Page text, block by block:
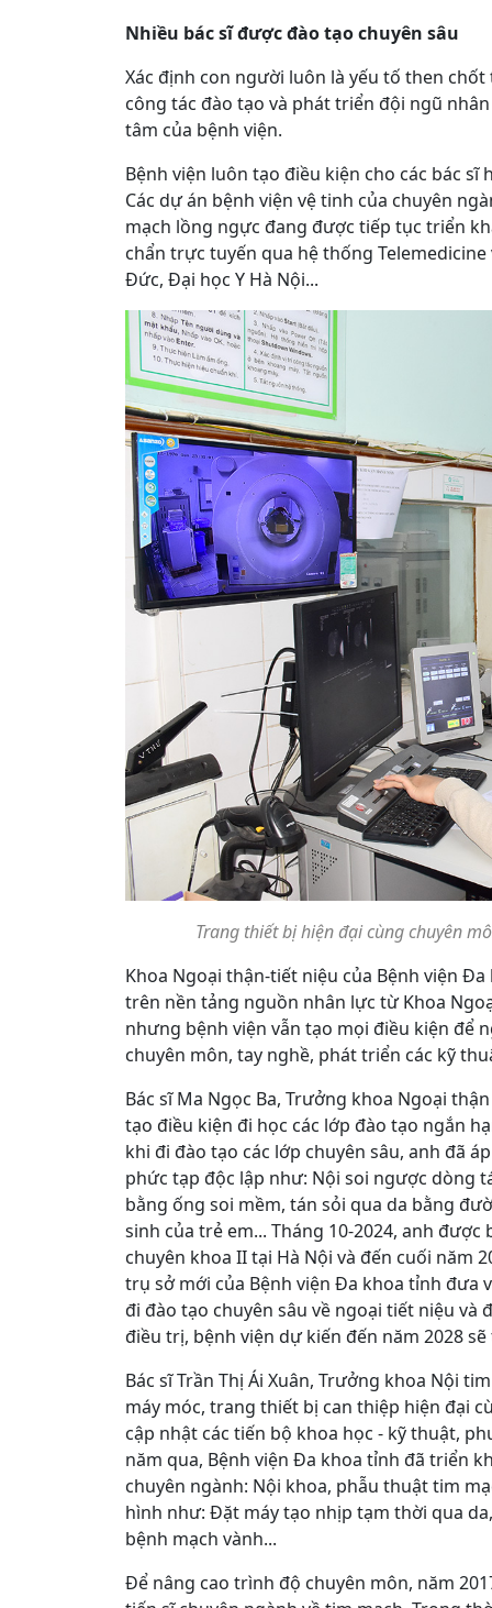
Nhiều bác sĩ được đào tạo chuyên sâu
Xác định con người luôn là yếu tố then
công tác đào tạo và phát triển đội ngũ
tâm của bệnh viện.
Bệnh viện luôn tạo điều kiện cho các bác
Các dự án bệnh viện vệ tinh của chuyên
mạch lồng ngực đang được tiếp tục triển
chẩn trực tuyến qua hệ thống
Đức, Đại học Y Hà Nội...
Trang thiết bị hiện đại cùng chuyên
Khoa Ngoại thận-tiết niệu của Bệnh viện
trên nền tảng nguồn nhân lực từ Khoa
nhưng bệnh viện vẫn tạo mọi điều kiện để
chuyên môn, tay nghề, phát triển các kỹ
Bác sĩ Ma Ngọc Ba, Trưởng khoa Ngoại
tạo điều kiện đi học các lớp đào tạo ngắn
khi đi đào tạo các lớp chuyên sâu, anh đã
phức tạp độc lập như: Nội soi ngược dòng
bằng ống soi mềm, tán sỏi qua da bằng
sinh của trẻ em... Tháng 10-2024, anh
chuyên khoa II tại Hà Nội và đến cuối năm
trụ sở mới của Bệnh viện Đa khoa tỉnh đưa
đi đào tạo chuyên sâu về ngoại tiết niệu
điều trị, bệnh viện dự kiến đến năm 2028
Bác sĩ Trần Thị Ái Xuân, Trưởng khoa Nội
máy móc, trang thiết bị can thiệp hiện đại
cập nhật các tiến bộ khoa học - kỹ thuật,
năm qua, Bệnh viện Đa khoa tỉnh đã triển
chuyên ngành: Nội khoa, phẫu thuật tim
hình như: Đặt máy tạo nhịp tạm thời qua
bệnh mạch vành...
Để nâng cao trình độ chuyên môn, năm